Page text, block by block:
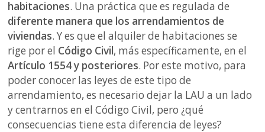
habitaciones. Una práctica que es regulada de
diferente manera que los arrendamientos de
viviendas. Y es que el alquiler de habitaciones se
rige por el Código Civil, más específicamente, en el
Artículo 1554 y posteriores. Por este motivo, para
poder conocer las leyes de este tipo de
arrendamiento, es necesario dejar la LAU a un lado
y centrarnos en el Código Civil, pero ¿qué
consecuencias tiene esta diferencia de leyes?